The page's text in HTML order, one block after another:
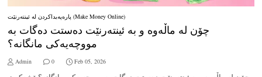
پارەپەیداکردن لە ئینتەرنێت (Make Money Online)
چۆن لە ماڵەوە و بە ئینتەرنێت دەستت دەگات بە
مووچەیەکی مانگانە؟
Admin 0 Feb 05, 2026